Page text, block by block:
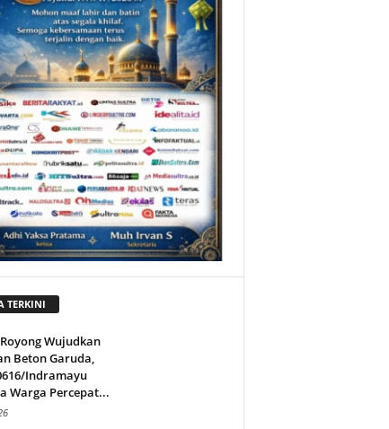
TERKINI
Wujudkan
Beton Garuda,
Indramayu
Warga Percepat...